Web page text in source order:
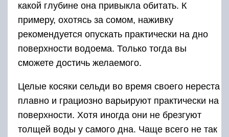
какой глубине она привыкла обитать. К
примеру, охотясь за сомом, наживку
рекомендуется опускать практически на дно
поверхности водоема. Только тогда вы
сможете достичь желаемого.
Целые косяки сельди во время своего нереста
плавно и грациозно варьируют практически на
поверхности. Хотя иногда они не брезгуют
толщей воды у самого дна. Чаще всего не так